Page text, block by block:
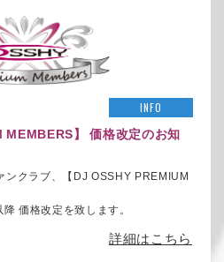
INFO
MEMBERS】 価格改定のお知
ンクラブ、【DJ OSSHY PREMIUM
価格改定を致します。
詳細はこちら